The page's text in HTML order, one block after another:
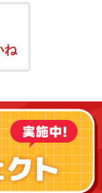
ね